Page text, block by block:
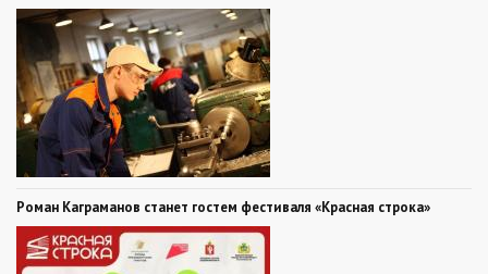
Роман Каграманов станет гостем фестиваля «Красная строка»